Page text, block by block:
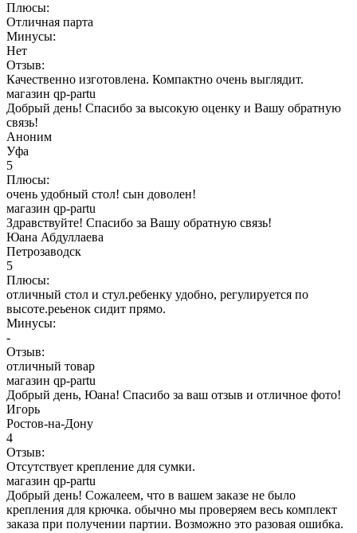
Плюсы:
Отличная парта
Минусы:
Нет
Отзыв:
Качественно изготовлена. Компактно очень выглядит.
магазин qp-partu
Добрый день! Спасибо за высокую оценку и Вашу обратную
связь!
Аноним
Уфа
5
Плюсы:
очень удобный стол! сын доволен!
магазин qp-partu
Здравствуйте! Спасибо за Вашу обратную связь!
Юана Абдуллаева
Петрозаводск
5
Плюсы:
отличный стол и стул.ребенку удобно, регулируется по
высоте.реьенок сидит прямо.
Минусы:
-
Отзыв:
отличный товар
магазин qp-partu
Добрый день, Юана! Спасибо за ваш отзыв и отличное фото!
Игорь
Ростов-на-Дону
4
Отзыв:
Отсутствует крепление для сумки.
магазин qp-partu
Добрый день! Сожалеем, что в вашем заказе не было
крепления для крючка. обычно мы проверяем весь комплект
заказа при получении партии. Возможно это разовая ошибка.